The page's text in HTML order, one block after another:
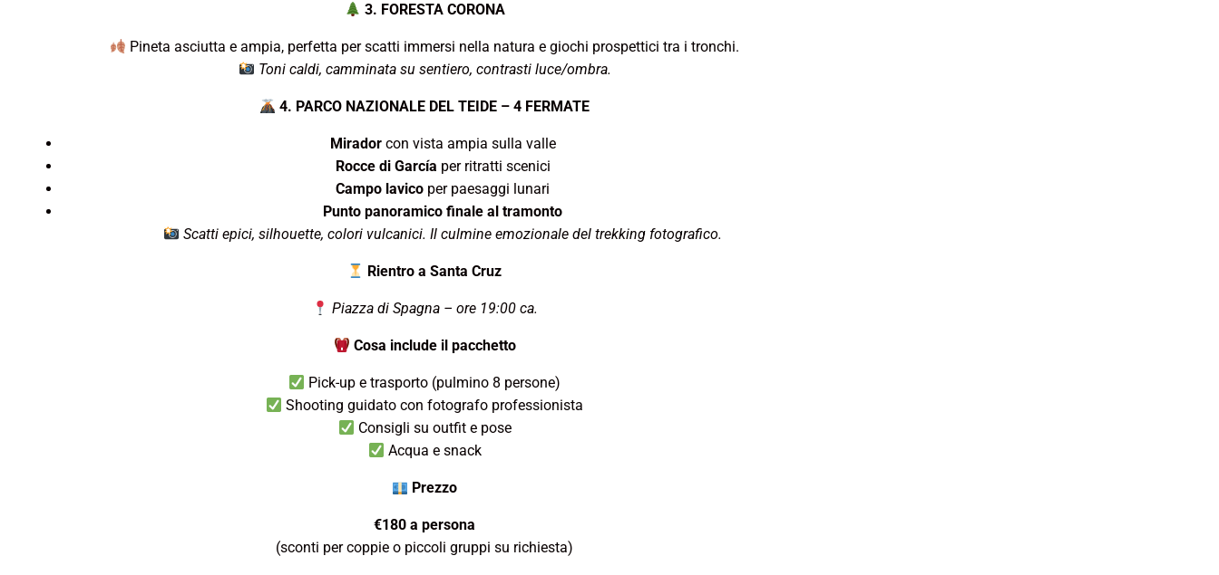
3. FORESTA CORONA
Pineta asciutta e ampia, perfetta per scatti immersi nella natura e giochi prospettici tra i tronchi.
Toni caldi, camminata su sentiero, contrasti luce/ombra.
4. PARCO NAZIONALE DEL TEIDE – 4 FERMATE
Miradorcon vista ampia sulla valle
Rocce di García per ritratti scenici
Campo lavico per paesaggi lunari
Punto panoramico finale al tramonto
Scatti epici, silhouette, colori vulcanici. Il culmine emozionale del trekking fotografico.
Rientro a Santa Cruz
Piazza di Spagna – ore 19:00 ca.
Cosa include il pacchetto
Pick-up e trasporto (pulmino 8 persone)
Shooting guidato con fotografo professionista
Consigli su outfit e pose
Acqua e snack
Prezzo
€180 a persona
(sconti per coppie o piccoli gruppi su richiesta)